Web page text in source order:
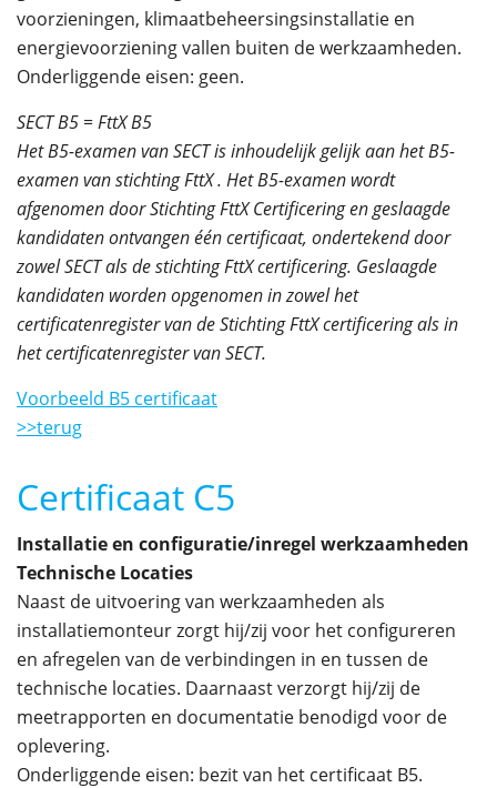
voorzieningen, klimaatbeheersingsinstallatie en
energievoorziening vallen buiten de werkzaamheden.
Onderliggende eisen: geen.
SECT B5 = FttX B5
Het B5-examen van SECT is inhoudelijk gelijk aan het B5-
examen van stichting FttX . Het B5-examen wordt
afgenomen door Stichting FttX Certificering en geslaagde
kandidaten ontvangen één certificaat, ondertekend door
zowel SECT als de stichting FttX certificering. Geslaagde
kandidaten worden opgenomen in zowel het
certificatenregister van de Stichting FttX certificering als in
het certificatenregister van SECT.
Voorbeeld B5 certificaat
>>terug
Certificaat C5
Installatie en configuratie/inregel werkzaamheden
Technische Locaties
Naast de uitvoering van werkzaamheden als
installatiemonteur zorgt hij/zij voor het configureren
en afregelen van de verbindingen in en tussen de
technische locaties. Daarnaast verzorgt hij/zij de
meetrapporten en documentatie benodigd voor de
oplevering.
Onderliggende eisen: bezit van het certificaat B5.